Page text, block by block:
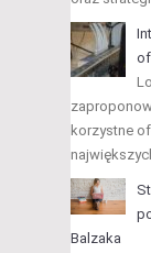
korzystne
Balzaka